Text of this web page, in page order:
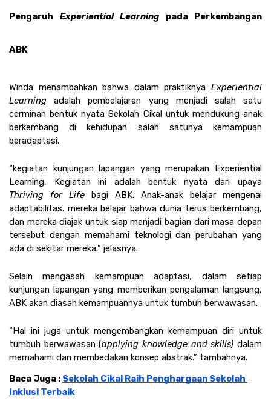
Pengaruh Experiential Learning pada Perkembangan
ABK
Winda menambahkan bahwa dalam praktiknya Experiential
Learning adalah pembelajaran yang menjadi salah satu
cerminan bentuk nyata Sekolah Cikal untuk mendukung anak
berkembang di kehidupan salah satunya kemampuan
beradaptasi.
“kegiatan kunjungan lapangan yang merupakan Experiential
Thriving for Life bagi ABK. Anak-anak belajar mengenai
adaptabilitas. mereka belajar bahwa dunia terus berkembang,
dan mereka diajak untuk siap menjadi bagian dari masa depan
tersebut dengan memahami teknologi dan perubahan yang
ada di sekitar mereka.” jelasnya.
Selain mengasah kemampuan adaptasi, dalam setiap
kunjungan lapangan yang memberikan pengalaman langsung,
ABK akan diasah kemampuannya untuk tumbuh berwawasan.
“Hal ini juga untuk mengembangkan kemampuan diri untuk
tumbuh berwawasan (applying knowledge and skills) dalam
memahami dan membedakan konsep abstrak.” tambahnya.
Baca Juga : Sekolah Cikal Raih Penghargaan Sekolah
Inklusi Terbaik